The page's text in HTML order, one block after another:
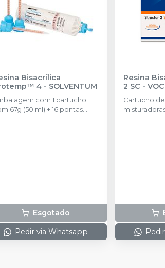
Bisacrílica
4 - SOLVENTUM
com 1 cartucho
67g (50 ml) + 16 pontas
Esgotado
Pedir via Whatsapp
Resina
2 SC -
Cartucho de